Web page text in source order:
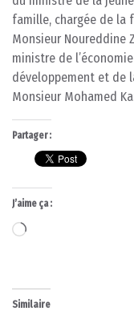
famille, chargée de la
Monsieur Noureddine
ministre de
développement et de
Monsieur Mohamed
Partager :
J’aime ça :
Chargement…
Similaire